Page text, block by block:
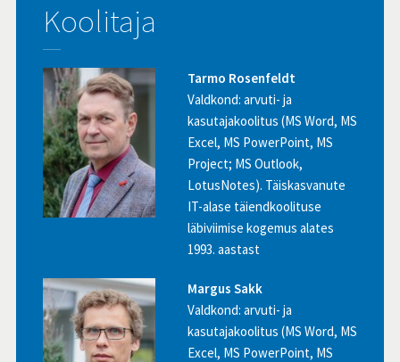
Koolitaja
Tarmo Rosenfeldt
Valdkond: arvuti- ja
kasutajakoolitus (MS Word, MS
Excel, MS PowerPoint, MS
Project; MS Outlook,
LotusNotes). Täiskasvanute
IT-alase täiendkoolituse
läbiviimise kogemus alates
1993. aastast
Margus Sakk
Valdkond: arvuti- ja
kasutajakoolitus (MS Word, MS
Excel, MS PowerPoint, MS